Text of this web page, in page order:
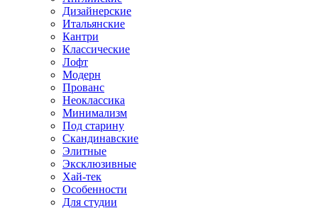
Дизайнерские
Итальянские
Кантри
Классические
Лофт
Модерн
Прованс
Неоклассика
Минимализм
Под старину
Скандинавские
Элитные
Эксклюзивные
Хай-тек
Особенности
Для студии